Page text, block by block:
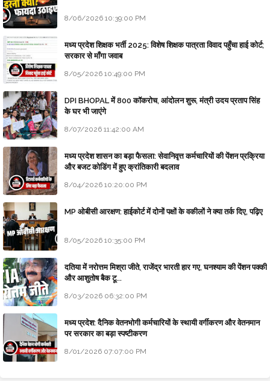
8/06/2026 10:39:00 PM
मध्य प्रदेश शिक्षक भर्ती 2025: विशेष शिक्षक पात्रता विवाद पहुँचा हाई कोर्ट;
सरकार से माँगा जवाब
8/05/2026 10:49:00 PM
DPI BHOPAL में 800 कॉकरोच, आंदोलन शुरू, मंत्री उदय प्रताप सिंह
के घर भी जाएंगे
8/07/2026 11:42:00 AM
मध्य प्रदेश शासन का बड़ा फैसला: सेवानिवृत्त कर्मचारियों की पेंशन प्रक्रिया
और बजट कोडिंग में हुए क्रांतिकारी बदलाव
8/04/2026 10:20:00 PM
MP ओबीसी आरक्षण: हाईकोर्ट में दोनों पक्षों के वकीलों ने क्या तर्क दिए, पढ़िए
8/05/2026 10:35:00 PM
दतिया में नरोत्तम मिश्रा जीते, राजेंद्र भारती हार गए, घनश्याम की पेंशन पक्की
और आशुतोष बैक टू...
8/03/2026 06:32:00 PM
मध्य प्रदेश: दैनिक वेतनभोगी कर्मचारियों के स्थायी वर्गीकरण और वेतनमान
पर सरकार का बड़ा स्पष्टीकरण
8/01/2026 07:07:00 PM